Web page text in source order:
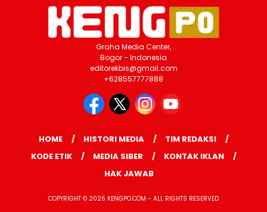
Graha Media Center,
Bogor - Indonesia
editorekbis@gmail.com
+628557777888
HOME HISTORI MEDIA
TIM REDAKSI
KODE ETIK
MEDIA SIBER
KONTAK IKLAN
HAK JAWAB
COPYRIGHT © 2026 KENGPO.COM - ALL RIGHTS RESERVED